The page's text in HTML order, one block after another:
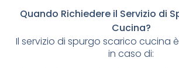
Quando Richiedere il Servizio di
Cucina?
Il servizio di spurgo scarico cucina
in caso di: